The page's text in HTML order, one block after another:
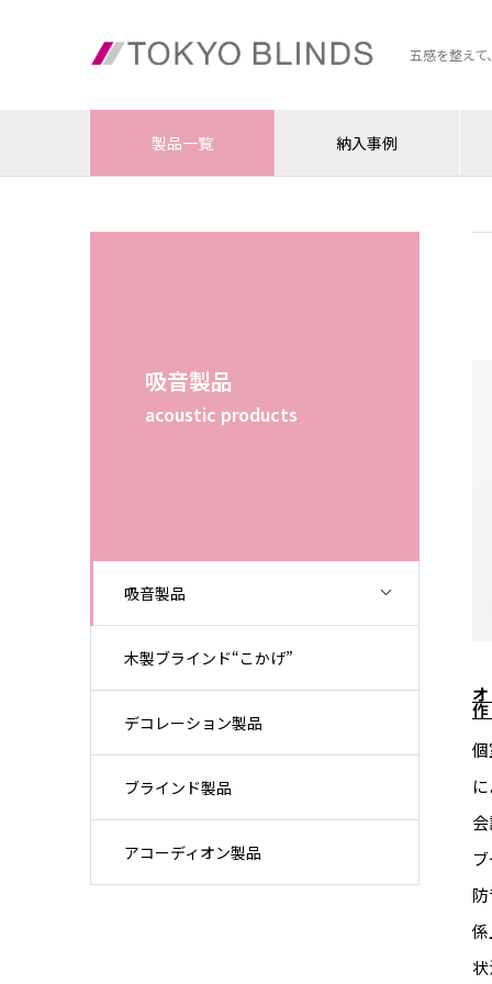
五感を整え
製品一覧 納入事例
吸音製品
acoustic products
吸音製品
木製ブラインド“こかげ”
デコレーション製品
ブラインド製品
アコーディオン製品